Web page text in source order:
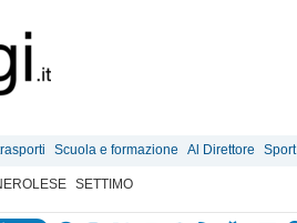
Scuola e formazione Al Direttore Sport
SETTIMO